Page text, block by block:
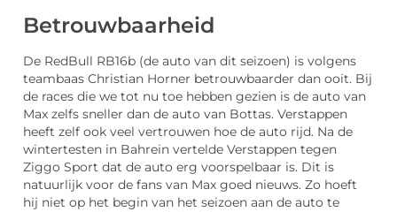
Betrouwbaarheid
De RedBull RB16b (de auto van dit seizoen) is volgens
teambaas Christian Horner betrouwbaarder dan ooit. Bij
de races die we tot nu toe hebben gezien is de auto van
Max zelfs sneller dan de auto van Bottas. Verstappen
heeft zelf ook veel vertrouwen hoe de auto rijd. Na de
wintertesten in Bahrein vertelde Verstappen tegen
Ziggo Sport dat de auto erg voorspelbaar is. Dit is
natuurlijk voor de fans van Max goed nieuws. Zo hoeft
hij niet op het begin van het seizoen aan de auto te